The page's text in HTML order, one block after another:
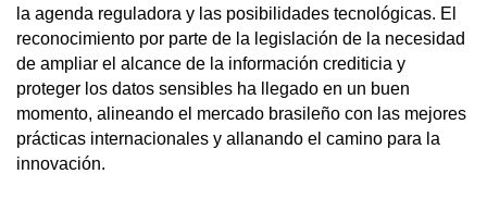
la agenda reguladora y las posibilidades tecnológicas. El
reconocimiento por parte de la legislación de la necesidad
de ampliar el alcance de la información crediticia y
proteger los datos sensibles ha llegado en un buen
momento, alineando el mercado brasileño con las mejores
prácticas internacionales y allanando el camino para la
innovación.